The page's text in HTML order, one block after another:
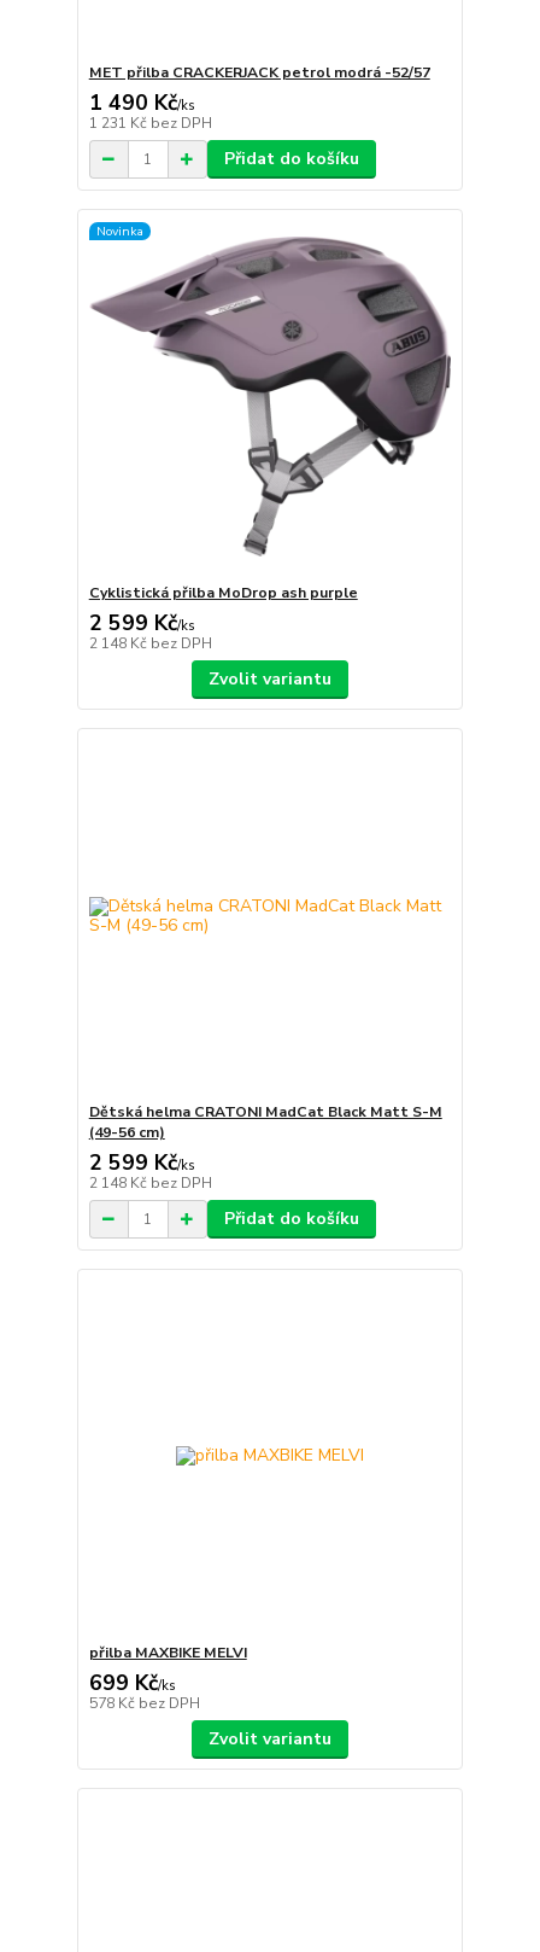
MET přilba CRACKERJACK petrol modrá -52/57
1 490 Kč/ks
1 231 Kč bez DPH
Přidat do košíku
Novinka
Cyklistická přilba MoDrop ash purple
2 599 Kč/ks
2 148 Kč bez DPH
Zvolit variantu
Dětská helma CRATONI MadCat Black Matt S-M
(49-56 cm)
2 599 Kč/ks
2 148 Kč bez DPH
Přidat do košíku
přilba MAXBIKE MELVI
699 Kč/ks
578 Kč bez DPH
Zvolit variantu